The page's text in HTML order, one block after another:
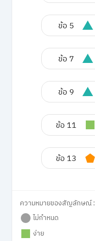
ข้อ 5
ข้อ 7
ข้อ 9
ข้อ 11
ข้อ 13
ความหมายของสัญลักษณ์ :
ไม่กำหนด
ง่าย